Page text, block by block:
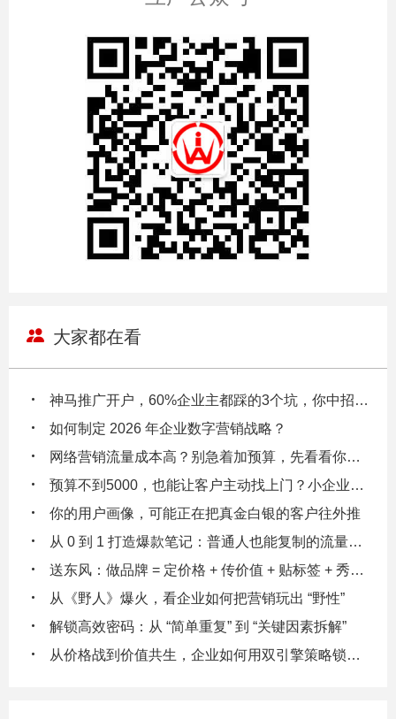
大家都在看
神马推广开户，60%企业主都踩的3个坑，你中招了吗？
如何制定 2026 年企业数字营销战略？
网络营销流量成本高？别急着加预算，先看看你的数据漏斗在漏多少钱！
预算不到5000，也能让客户主动找上门？小企业主都在偷偷用的3个低成本引流逻辑
你的用户画像，可能正在把真金白银的客户往外推
从 0 到 1 打造爆款笔记：普通人也能复制的流量密码
送东风：做品牌 = 定价格 + 传价值 + 贴标签 + 秀实力 + 给体验
从《野人》爆火，看企业如何把营销玩出 “野性”
解锁高效密码：从 “简单重复” 到 “关键因素拆解”
从价格战到价值共生，企业如何用双引擎策略锁定客户终身价值